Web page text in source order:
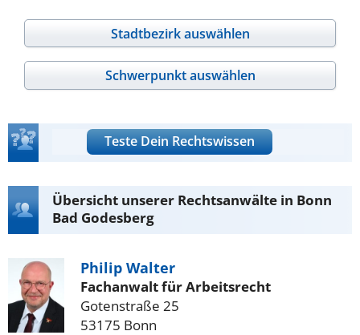
Stadtbezirk auswählen
Schwerpunkt auswählen
Teste Dein Rechtswissen
Übersicht unserer Rechtsanwälte in Bonn
Bad Godesberg
Philip Walter
Fachanwalt für Arbeitsrecht
Gotenstraße 25
53175 Bonn